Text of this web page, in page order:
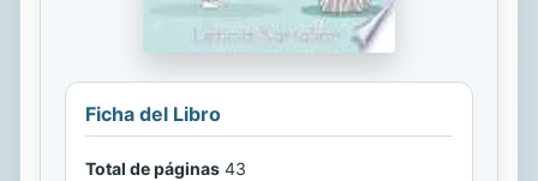
Ficha del Libro
Total de páginas 43